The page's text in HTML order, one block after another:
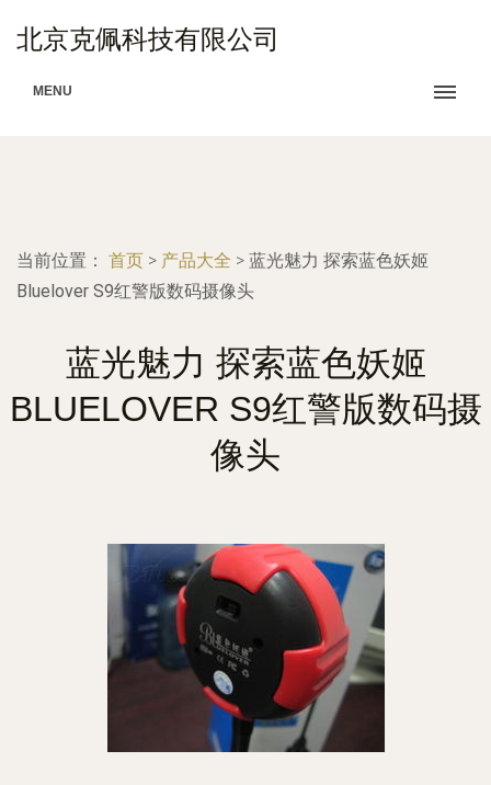
北京克佩科技有限公司
MENU
当前位置： 首页 > 产品大全 > 蓝光魅力 探索蓝色妖姬
Bluelover S9红警版数码摄像头
蓝光魅力 探索蓝色妖姬
BLUELOVER S9红警版数码摄
像头